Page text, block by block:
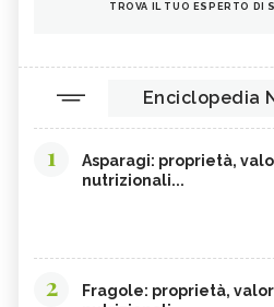
TROVA IL TUO ESPERTO DI
Enciclopedia
1
Asparagi: proprietà,
nutrizionali...
2
Fragole: proprietà,